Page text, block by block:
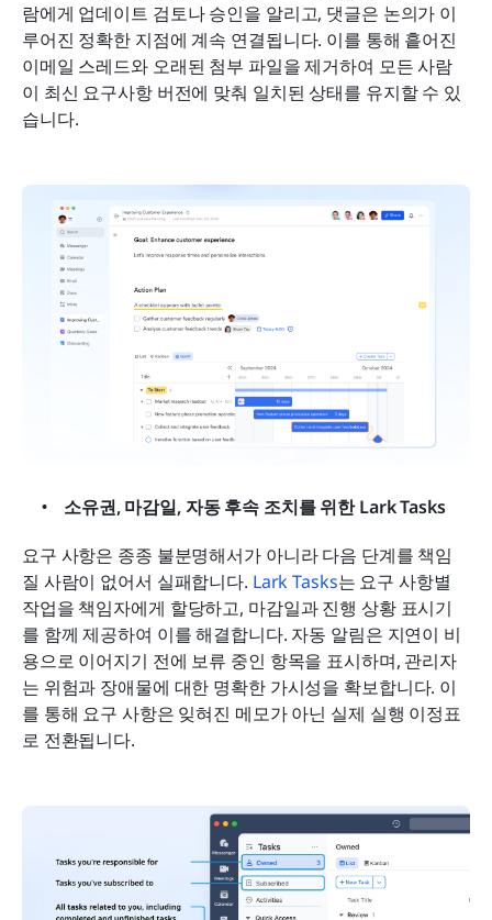
람에게 업데이트 검토나 승인을 알리고, 댓글은 논의가 이
루어진 정확한 지점에 계속 연결됩니다. 이를 통해 흩어진
이메일 스레드와 오래된 첨부 파일을 제거하여 모든 사람
이 최신 요구사항 버전에 맞춰 일치된 상태를 유지할 수 있
습니다.
소유권, 마감일, 자동 후속 조치를 위한 Lark Tasks
요구 사항은 종종 불분명해서가 아니라 다음 단계를 책임
질 사람이 없어서 실패합니다. Lark Tasks는 요구 사항별
작업을 책임자에게 할당하고, 마감일과 진행 상황 표시기
를 함께 제공하여 이를 해결합니다. 자동 알림은 지연이 비
용으로 이어지기 전에 보류 중인 항목을 표시하며, 관리자
는 위험과 장애물에 대한 명확한 가시성을 확보합니다. 이
를 통해 요구 사항은 잊혀진 메모가 아닌 실제 실행 이정표
로 전환됩니다.